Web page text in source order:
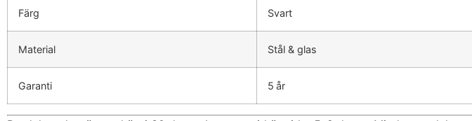
Färg Svart
Material Stål & glas
Garanti 5 år